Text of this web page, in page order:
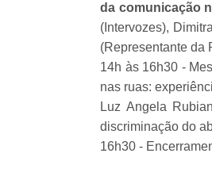
da comunicação
(Intervozes),
(Representante da
14h às 16h30 -
nas ruas:
Luz Angela
discriminação do
16h30 -